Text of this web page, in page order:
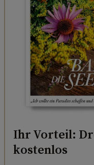
Ihr Vorteil:
kostenlos